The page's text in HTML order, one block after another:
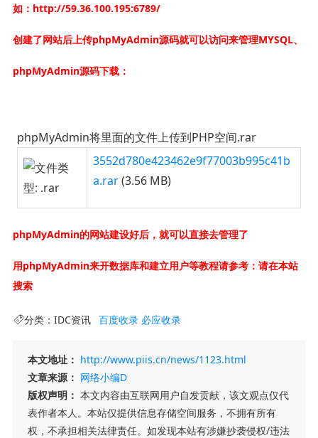
如：http://59.36.100.195:6789/
创建了网站后上传phpMyAdmin源码就可以访问来管理MYSQL、
phpMyAdmin源码下载：
phpMyAdmin将里面的文件上传到PHP空间.rar
3552d780e423462e9f77003b995c41b
a.rar(3.56 MB)
phpMyAdmin的网站建设好后，就可以直接去管理了
用phpMyAdmin来开数据库和建立用户等教程请参考：请在本站
搜索
分类： IDC资讯 百度收录 必应收录
本文地址： http://www.piis.cn/news/1123.html
文章来源： 网络小编D
版权声明： 本文内容由互联网用户自发贡献，该文观点仅代
表作者本人。本站仅提供信息存储空间服务，不拥有所有
权，不承担相关法律责任。如发现本站有涉嫌抄袭侵权/违法